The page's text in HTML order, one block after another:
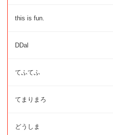
this is fun.
DDal
てふてふ
てまりまろ
どうしま